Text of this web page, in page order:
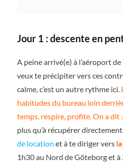
Jour 1 : descente en
A peine arrivé(e) à l’aéroport
veux te précipiter vers ces
calme, c’est un autre rythme ici.
habitudes du bureau loin
temps, respire, profite. On a dit
plus qu’à récupérer
de location et à te diriger vers
1h30 au Nord de Göteborg et à